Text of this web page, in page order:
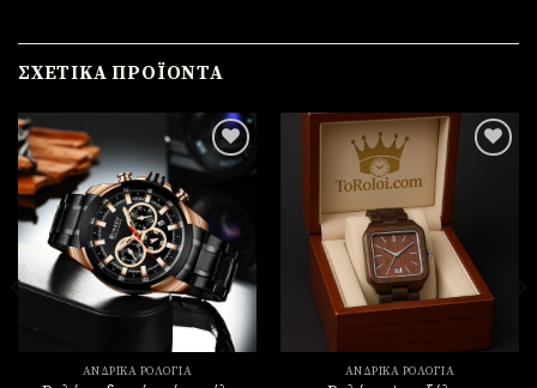
ΣΧΕΤΙΚΆ ΠΡΟΪΌΝΤΑ
Πρόσθήκη
στην
λίστα
επιθυμιών
ΑΝΔΡΙΚΆ ΡΟΛΌΓΙΑ
Πρόσθήκη
λίστα
επιθυμιών
ΑΝΔΡΙΚΆ ΡΟΛΌΓΙΑ